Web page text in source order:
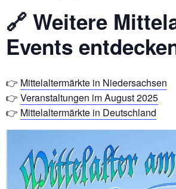
🔗 Weitere
Events
👉 Mittelaltermärkte in Niedersachsen
👉 Veranstaltungen im August 2025
👉 Mittelaltermärkte in Deutschland